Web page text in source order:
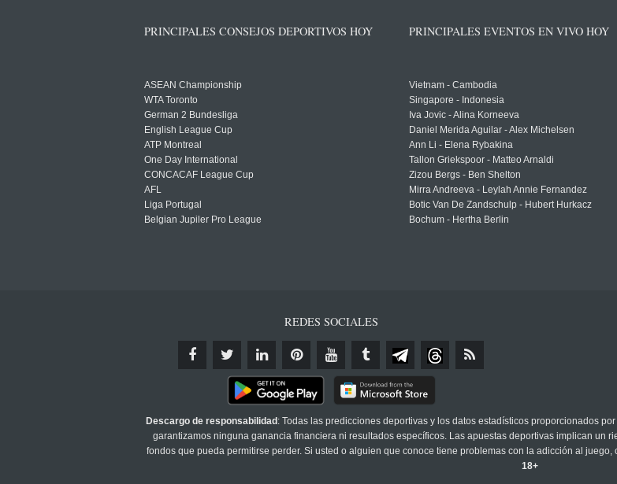
PRINCIPALES CONSEJOS DEPORTIVOS HOY
ASEAN Championship
WTA Toronto
German 2 Bundesliga
English League Cup
ATP Montreal
One Day International
CONCACAF League Cup
AFL
Liga Portugal
Belgian Jupiler Pro League
PRINCIPALES EVENTOS EN VIVO HOY
Vietnam - Cambodia
Singapore - Indonesia
Iva Jovic - Alina Korneeva
Daniel Merida Aguilar - Alex Michelsen
Ann Li - Elena Rybakina
Tallon Griekspoor - Matteo Arnaldi
Zizou Bergs - Ben Shelton
Mirra Andreeva - Leylah Annie Fernandez
Botic Van De Zandschulp - Hubert Hurkacz
Bochum - Hertha Berlin
REDES SOCIALES
Descargo de responsabilidad : Todas las predicciones deportivas y los datos estadísticos proporcionados por
garantizamos ninguna ganancia financiera ni resultados específicos. Las apuestas deportivas implican un
fondos que pueda permitirse perder. Si usted o alguien que conoce tiene problemas con la adicción al
18+